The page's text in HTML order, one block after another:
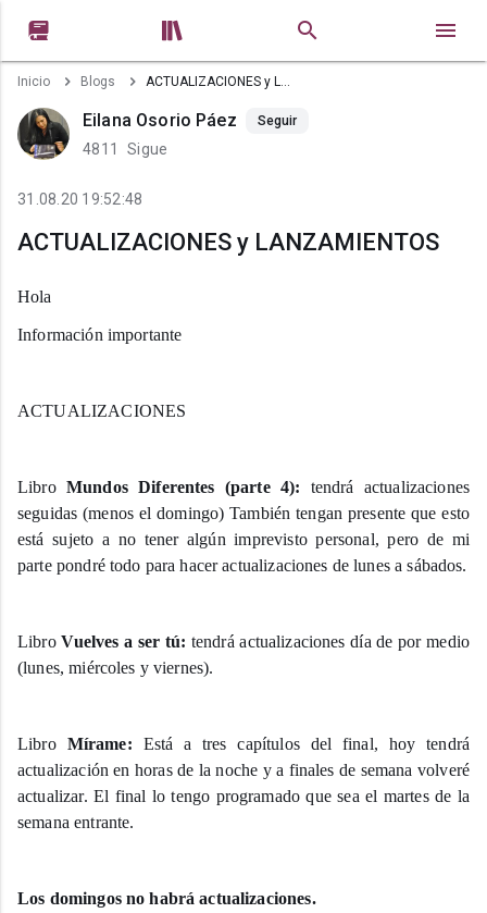
 
Inicio Blogs ACTUALIZACIONES y LANZAMIENTOS
Eilana Osorio Páez Seguir
4811 Sigue
31.08.20 19:52:48
ACTUALIZACIONES y LANZAMIENTOS
Hola
Información importante
ACTUALIZACIONES
Libro Mundos Diferentes (parte 4): tendrá actualizaciones
seguidas (menos el domingo) También tengan presente que esto
está sujeto a no tener algún imprevisto personal, pero de mi
parte pondré todo para hacer actualizaciones de lunes a sábados.
LibroVuelves a ser tú: tendrá actualizaciones día de por medio
(lunes, miércoles y viernes).
LibroMírame: Está a tres capítulos del final, hoy tendrá
actualización en horas de la noche y a finales de semana volveré
actualizar. El final lo tengo programado que sea el martes de la
semana entrante.
Los domingos no habrá actualizaciones.